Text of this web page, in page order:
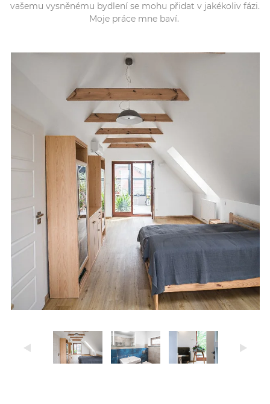
vašemu vysněnému bydlení se mohu přidat v jakékoliv fázi.
Moje práce mne baví.